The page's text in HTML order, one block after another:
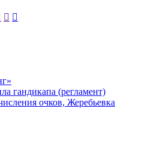
гандикапа (регламент)
очков, Жеребьевка